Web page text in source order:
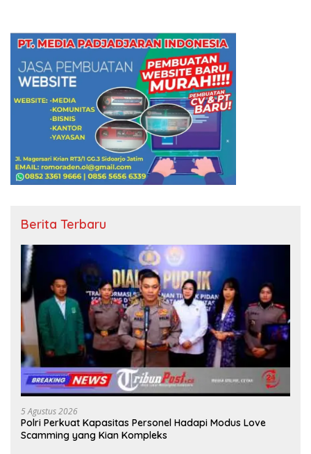
Berita Terbaru
5 Agustus 2026
Polri Perkuat Kapasitas Personel Hadapi Modus Love
Scamming yang Kian Kompleks